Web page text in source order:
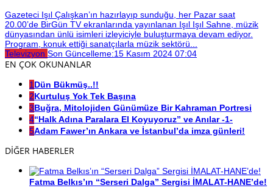
Gazeteci Işıl Çalışkan’ın hazırlayıp sunduğu, her Pazar saat
20.00’de BirGün TV ekranlarında yayınlanan Işıl Işıl Sahne, müzik
dünyasından ünlü isimleri izleyiciyle buluşturmaya devam ediyor.
Program, konuk ettiği sanatçılarla müzik sektörü...
Televizyon Son Güncelleme:15 Kasım 2024 07:04
EN ÇOK OKUNANLAR
1Dün Bükmüş..!!
2Kurtuluş Yok Tek Başına
3Buğra, Mitolojiden Günümüze Bir Kahraman Portresi
4“Halk Adına Paralara El Koyuyoruz” ve Anılar -1-
5Adam Fawer’ın Ankara ve İstanbul’da imza günleri!
DİĞER HABERLER
Fatma Belkıs’ın “Serseri Dalga” Sergisi İMALAT-HANE’de!